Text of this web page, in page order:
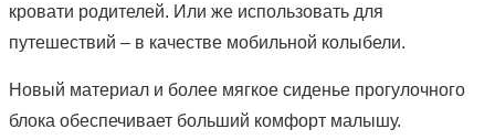
кровати родителей. Или же использовать для
путешествий – в качестве мобильной колыбели.
Новый материал и более мягкое сиденье прогулочного
блока обеспечивает больший комфорт малышу.